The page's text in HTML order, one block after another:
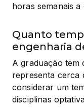
horas semanais
Quanto
engenharia
A graduação tem
representa cerca
considerar um
disciplinas